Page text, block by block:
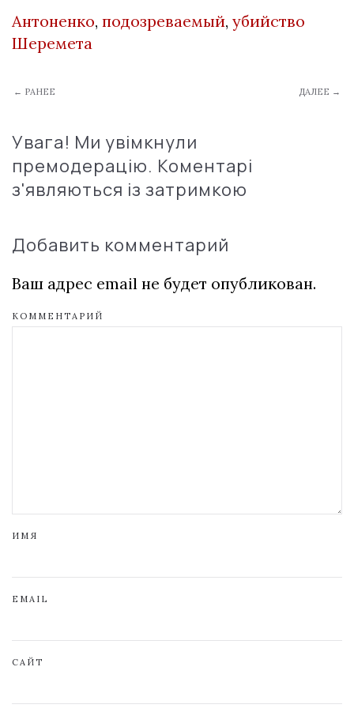
Антоненко, подозреваемый, убийство
Шеремета
← РАНЕЕ ДАЛЕЕ →
Увага! Ми увімкнули
премодерацію. Коментарі
з'являються із затримкою
Добавить комментарий
Ваш адрес email не будет опубликован.
КОММЕНТАРИЙ
ИМЯ
EMAIL
САЙТ